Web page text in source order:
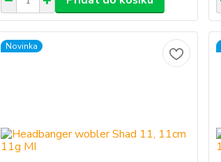
Novinka